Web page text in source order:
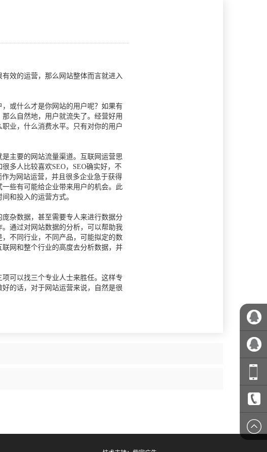
效的运营，那么网站整体而言就进入
或什么才是你网站的用户呢？如果有
么自然地，用户就流失了。经营好用
业，什么消费水平。只有对你的用户
主要的网站流量渠道。互联网运营思
多人比较喜欢SEO，SEO确实好，不
为网站运营，并且很多企业急于获得
些有可能给企业带来用户的机会。此
和投入的运营方式。
杂数据，甚至需要专人来进行数据分
通过对网站数据的分析，可以帮助我
不同行业，不同产品，可能拟定的数
网和整个行业的高度去分析数据，并
可以找三个专业人士来胜任。这样专
的话，对于网站运营来说，自然是很
业务经
颜海斌
0574-